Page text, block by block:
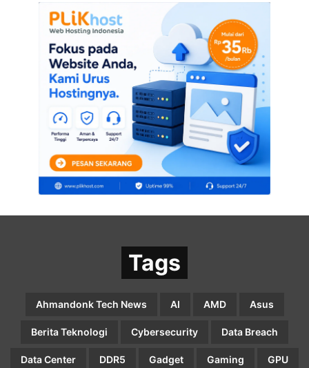
Tags
Ahmandonk Tech News AI AMD Asus
Berita Teknologi Cybersecurity Data Breach
Data Center DDR5 Gadget Gaming GPU